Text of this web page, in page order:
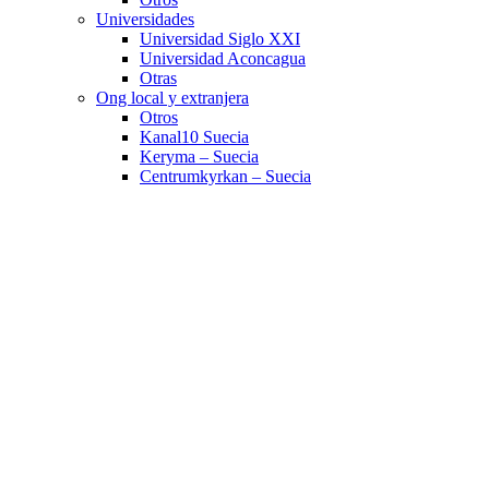
Universidades
Universidad Siglo XXI
Universidad Aconcagua
Otras
Ong local y extranjera
Otros
Kanal10 Suecia
Keryma – Suecia
Centrumkyrkan – Suecia